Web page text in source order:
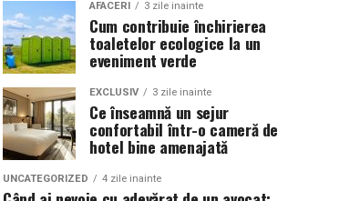
AFACERI 3 zile inainte
Cum contribuie închirierea
toaletelor ecologice la un
eveniment verde
EXCLUSIV 3 zile inainte
Ce înseamnă un sejur
confortabil într-o cameră de
hotel bine amenajată
UNCATEGORIZED 4 zile inainte